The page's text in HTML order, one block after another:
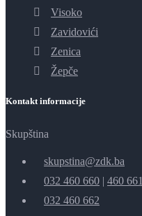
Visoko
Zavidovići
Zenica
Žepče
Kontakt informacije
Skupština
skupstina@zdk.ba
032 460 660 | 460 661
032 460 662